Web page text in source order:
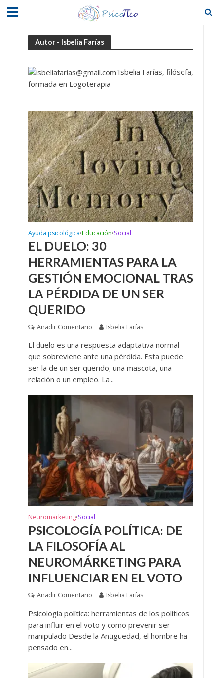
Autor - Isbelia Farías
Isbelia Farías, filósofa,
formada en Logoterapia
Ayuda psicológica•Educación•Social
EL DUELO: 30
HERRAMIENTAS PARA LA
GESTIÓN EMOCIONAL TRAS
LA PÉRDIDA DE UN SER
QUERIDO
Añadir Comentario Isbelia Farías
El duelo es una respuesta adaptativa normal
que sobreviene ante una pérdida. Esta puede
ser la de un ser querido, una mascota, una
relación o un empleo. La...
Neuromarketing•Social
PSICOLOGÍA POLÍTICA: DE
LA FILOSOFÍA AL
NEUROMÁRKETING PARA
INFLUENCIAR EN EL VOTO
Añadir Comentario Isbelia Farías
Psicología política: herramientas de los políticos
para influir en el voto y como prevenir ser
manipulado Desde la Antigüedad, el hombre ha
pensado en...